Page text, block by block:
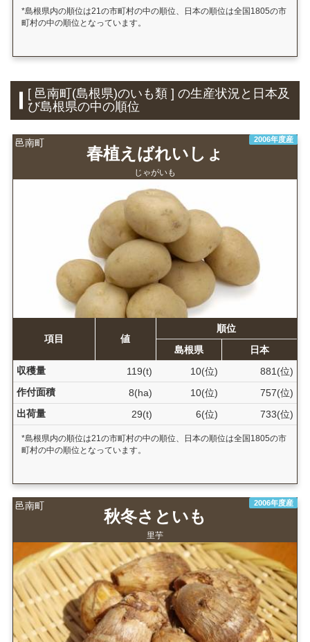
*島根県内の順位は21の市町村の中の順位、日本の順位は全国1805の市
町村の中の順位となっています。
[ 邑南町(島根県)のいも類 ] の生産状況と日本及
び島根県の中の順位
邑南町 2006年度産
春植えばれいしょ
じゃがいも
項目 値
順位
島根県
日本
収穫量
119(t) 10(位)
881(位)
作付面積
8(ha) 10(位)
757(位)
出荷量
29(t) 6(位) 733(位)
*島根県内の順位は21の市町村の中の順位、日本の順位は全国1805の市
町村の中の順位となっています。
邑南町 2006年度産
秋冬さといも
里芋